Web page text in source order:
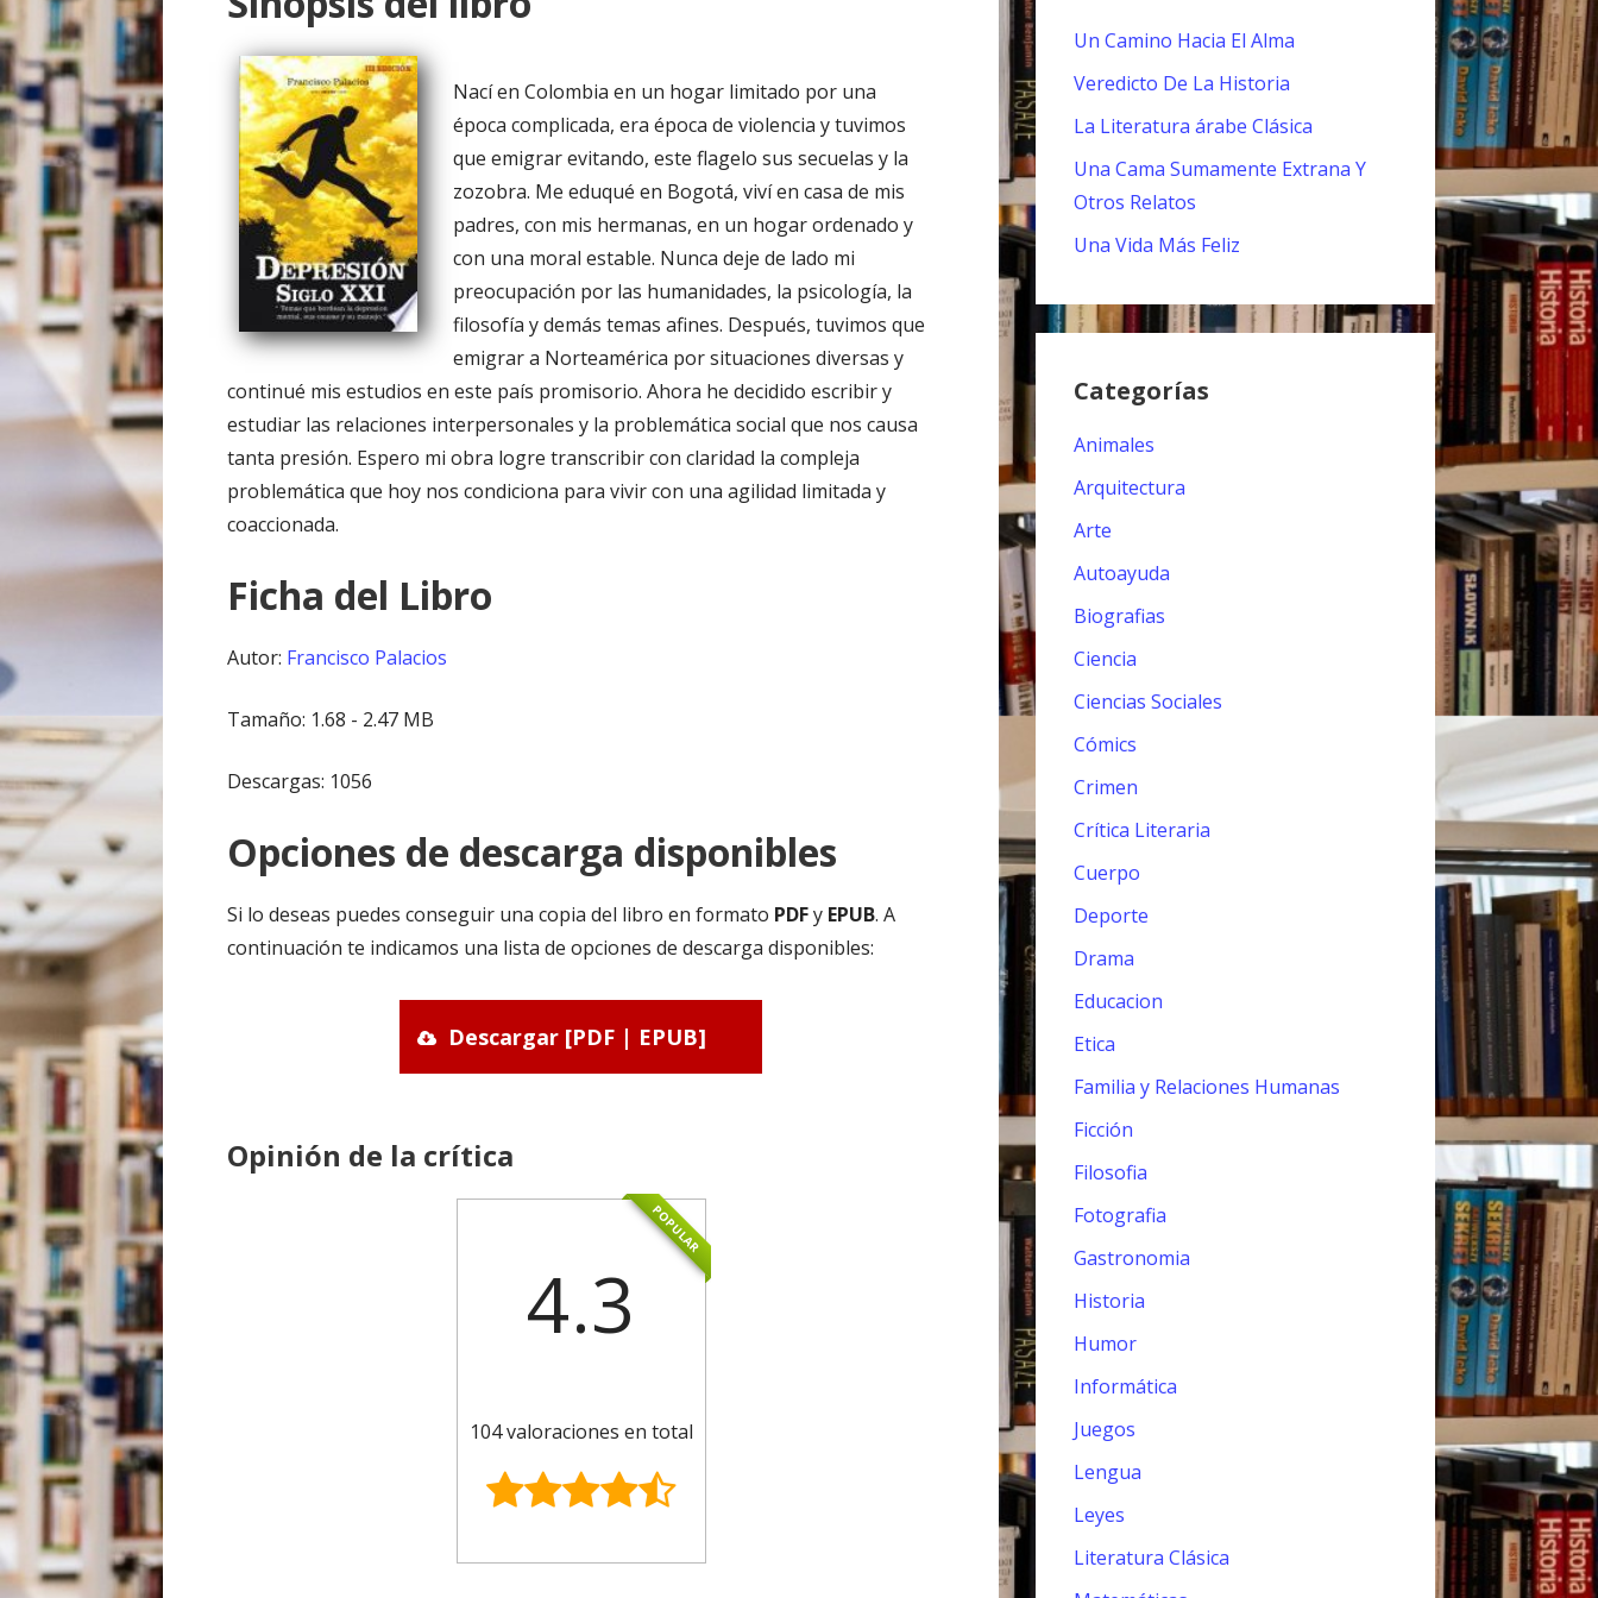
o
Nací en Colombia en un hogar limitado por una
época complicada, era época de violencia y tuvimos
que emigrar evitando, este flagelo sus secuelas y la
zozobra. Me eduqué en Bogotá, viví en casa de mis
padres, con mis hermanas, en un hogar ordenado y
con una moral estable. Nunca deje de lado mi
preocupación por las humanidades, la psicología, la
filosofía y demás temas afines. Después, tuvimos que
emigrar a Norteamérica por situaciones diversas y
continué mis estudios en este país promisorio. Ahora he decidido escribir y
estudiar las relaciones interpersonales y la problemática social que nos causa
tanta presión. Espero mi obra logre transcribir con claridad la compleja
problemática que hoy nos condiciona para vivir con una agilidad limitada y
coaccionada.
Ficha del Libro
Autor: Francisco Palacios
Tamaño: 1.68 - 2.47 MB
Descargas: 1056
Opciones de descarga disponibles
Si lo deseas puedes conseguir una copia del libro en formato PDFy EPUB. A
continuación te indicamos una lista de opciones de descarga disponibles:
Descargar [PDF | EPUB]
Opinión de la crítica
POPULAR
4.3
104 valoraciones en total
Un Camino Hacia El Alma
Veredicto De La Historia
La Literatura árabe Clásica
Una Cama Sumamente Extrana Y
Otros Relatos
Una Vida Más Feliz
Categorías
Animales
Arquitectura
Arte
Autoayuda
Biografias
Ciencia
Ciencias Sociales
Cómics
Crimen
Crítica Literaria
Cuerpo
Deporte
Drama
Educacion
Etica
Familia y Relaciones Humanas
Ficción
Filosofia
Fotografia
Gastronomia
Historia
Humor
Informática
Juegos
Lengua
Leyes
Literatura Clásica